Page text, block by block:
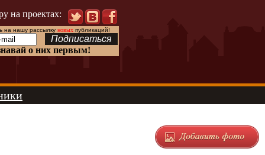
на проектах:
на нашу рассылку новыхпубликаций!
о них первым!